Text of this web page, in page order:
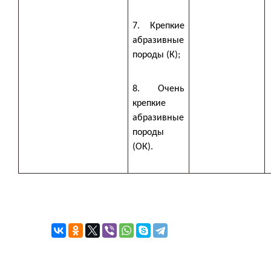
7. Крепкие
абразивные
породы (К);
8. Очень
крепкие
абразивные
породы
(ОК).